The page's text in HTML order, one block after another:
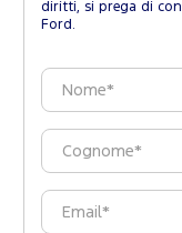
diritti, si prega di
Ford.